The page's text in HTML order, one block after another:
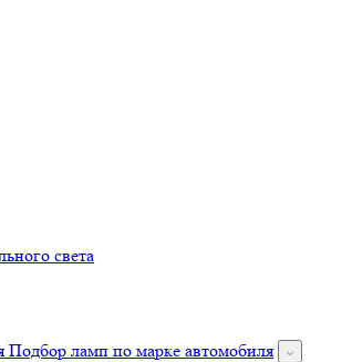
Подбор ламп по марке автомобиля